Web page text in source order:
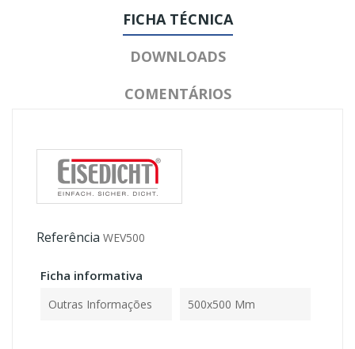
FICHA TÉCNICA
DOWNLOADS
COMENTÁRIOS
Referência WEV500
Ficha informativa
Outras Informações 500x500 Mm